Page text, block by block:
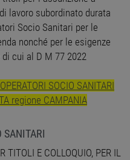
lavoro subordinato durata
Socio Sanitari per le
nonché per le esigenze
cui al D M 77 2022
SOCIO SANITARI
regione CAMPANIA
SANITARI
TITOLI E COLLOQUIO, PER IL